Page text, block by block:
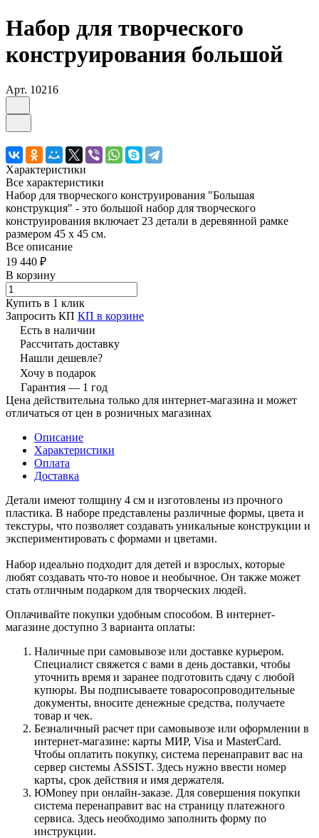
Набор для творческого
конструирования большой
Арт. 10216
Характеристики
Все характеристики
Набор для творческого конструирования "Большая
конструкция" - это большой набор для творческого
конструирования включает 23 детали в деревянной рамке
размером 45 х 45 см.
Все описание
19 440 ₽
В корзину
Купить в 1 клик
Запросить КП КП в корзине
Есть в наличии
Рассчитать доставку
Нашли дешевле?
Хочу в подарок
Гарантия — 1 год
Цена действительна только для интернет-магазина и может
отличаться от цен в розничных магазинах
Описание
Характеристики
Оплата
Доставка
Детали имеют толщину 4 см и изготовлены из прочного
пластика. В наборе представлены различные формы, цвета и
текстуры, что позволяет создавать уникальные конструкции и
экспериментировать с формами и цветами.
Набор идеально подходит для детей и взрослых, которые
любят создавать что-то новое и необычное. Он также может
стать отличным подарком для творческих людей.
Оплачивайте покупки удобным способом. В интернет-
магазине доступно 3 варианта оплаты:
Наличные при самовывозе или доставке курьером.
Специалист свяжется с вами в день доставки, чтобы
уточнить время и заранее подготовить сдачу с любой
купюры. Вы подписываете товаросопроводительные
документы, вносите денежные средства, получаете
товар и чек.
Безналичный расчет при самовывозе или оформлении в
интернет-магазине: карты МИР, Visa и MasterCard.
Чтобы оплатить покупку, система перенаправит вас на
сервер системы ASSIST. Здесь нужно ввести номер
карты, срок действия и имя держателя.
ЮMoney при онлайн-заказе. Для совершения покупки
система перенаправит вас на страницу платежного
сервиса. Здесь необходимо заполнить форму по
инструкции.